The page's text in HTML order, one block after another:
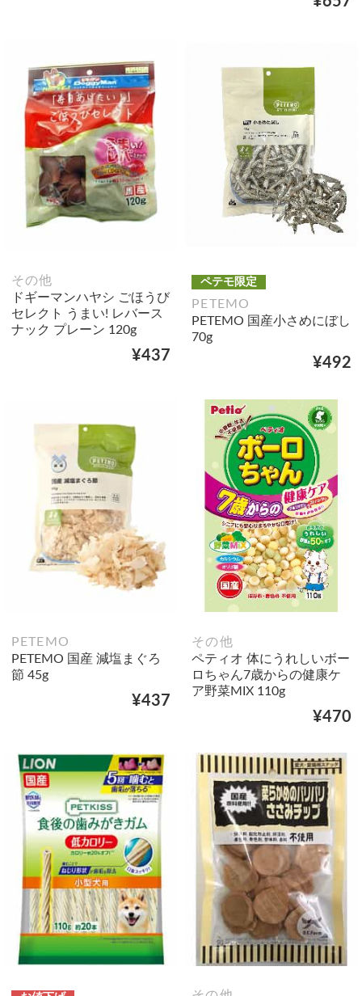
その他
ドギーマンハヤシ ごほうび
セレクト うまい! レバース
ナック プレーン 120g
¥437
ペテモ限定
PETEMO
PETEMO 国産小さめにぼし
70g
¥492
PETEMO
PETEMO 国産 減塩まぐろ
節 45g
¥437
その他
ペティオ 体にうれしいボー
ロちゃん7歳からの健康ケ
ア野菜MIX 110g
¥470